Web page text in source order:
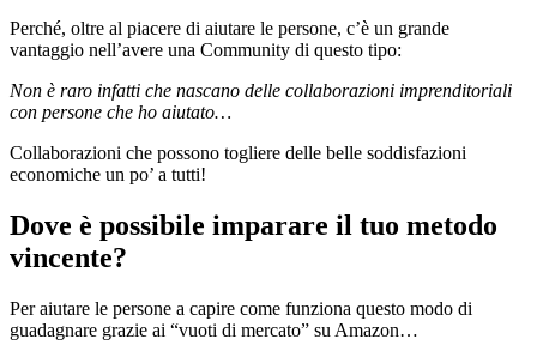
Perché, oltre al piacere di aiutare le persone, c’è un grande
vantaggio nell’avere una Community di questo tipo:
Non è raro infatti che nascano delle collaborazioni imprenditoriali
con persone che ho aiutato…
Collaborazioni che possono togliere delle belle soddisfazioni
economiche un po’ a tutti!
Dove è possibile imparare il tuo metodo
vincente?
Per aiutare le persone a capire come funziona questo modo di
guadagnare grazie ai “vuoti di mercato” su Amazon…